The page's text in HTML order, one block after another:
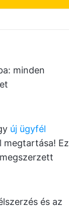
minden
új ügyfél
megtartása! Ez
és az